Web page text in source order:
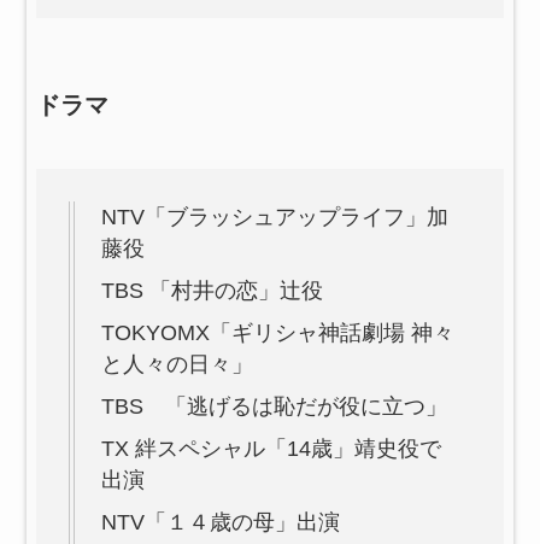
ドラマ
NTV「ブラッシュアップライフ」加
藤役
TBS 「村井の恋」辻役
TOKYOMX「ギリシャ神話劇場 神々
と人々の日々」
TBS 「逃げるは恥だが役に立つ」
TX 絆スペシャル「14歳」靖史役で
出演
NTV「１４歳の母」出演